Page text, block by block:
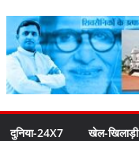
दुनिया-24X7 खेल-खिलाड़ी